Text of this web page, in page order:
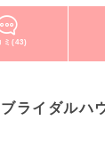
ミ(43)
ブライダルハ